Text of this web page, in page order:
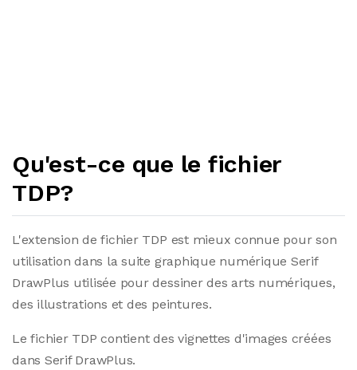
Qu'est-ce que le fichier
TDP?
L'extension de fichier TDP est mieux connue pour son
utilisation dans la suite graphique numérique Serif
DrawPlus utilisée pour dessiner des arts numériques,
des illustrations et des peintures.
Le fichier TDP contient des vignettes d'images créées
dans Serif DrawPlus.